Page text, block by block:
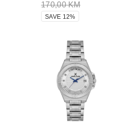
170,00KM
SAVE 12%